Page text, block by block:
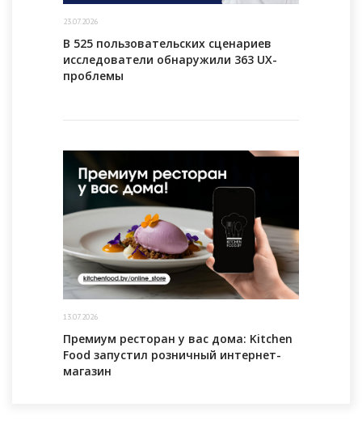
23.07.2026
В 525 пользовательских сценариев
исследователи обнаружили 363 UX-
проблемы
13.07.2026
Премиум ресторан у вас дома: Kitchen
Food запустил розничный интернет-
магазин